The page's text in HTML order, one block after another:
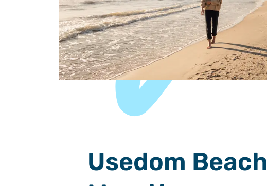
Usedom Beach